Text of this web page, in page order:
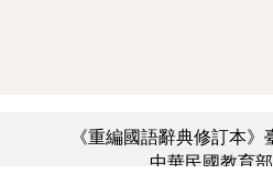
《重編國語辭典修訂本
中華民國教育